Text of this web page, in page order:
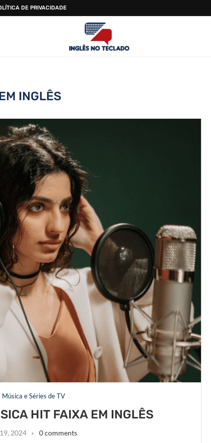
DE PRIVACIDADE
INGLÊS
e Séries de TV
HIT FAIXA EM INGLÊS
2024 0 comments